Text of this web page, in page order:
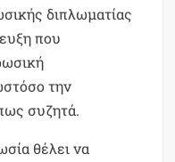
διπλωματίας
που
την
συζητά.
θέλει να